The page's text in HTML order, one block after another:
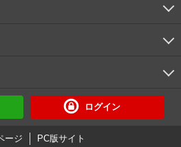
ログイン
ージ PC版サイト